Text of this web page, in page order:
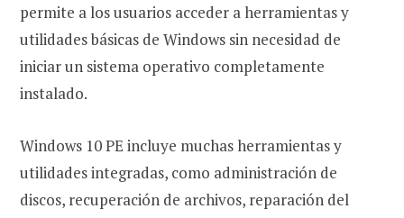
permite a los usuarios acceder a herramientas y
utilidades básicas de Windows sin necesidad de
iniciar un sistema operativo completamente
instalado.
Windows 10 PE incluye muchas herramientas y
utilidades integradas, como administración de
discos, recuperación de archivos, reparación del